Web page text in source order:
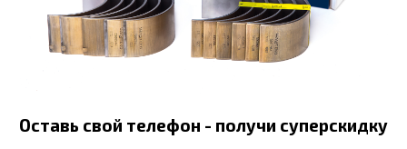
Оставь свой телефон - получи суперскидку